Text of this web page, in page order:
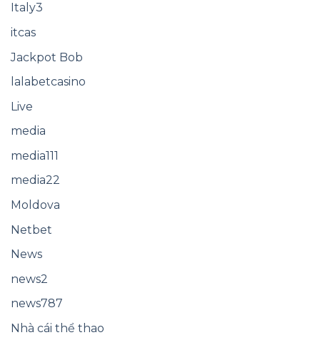
Italy3
itcas
Jackpot Bob
lalabetcasino
Live
media
media111
media22
Moldova
Netbet
News
news2
news787
Nhà cái thể thao